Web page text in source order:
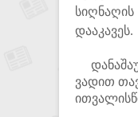
სიღნაღის
დააკავეს.
ვადით